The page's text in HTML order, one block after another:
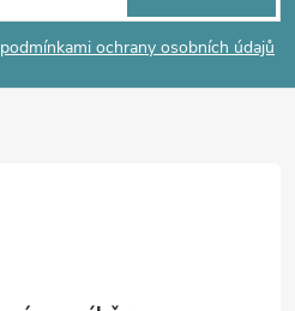
podmínkami ochrany osobních údajů